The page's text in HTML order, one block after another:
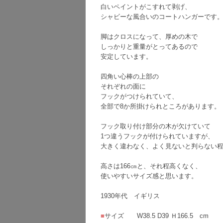
白いペイントがこすれて剥げ、
シャビーな風合いのコートハンガーです。
脚はクロスになって、厚めの木で
しっかりと重量がとってあるので
安定しています。
四角い心棒の上部の
それぞれの面に
フックがつけられていて、
全部で8か所掛けられところがあります。
フック取り付け部分の木が欠けていて
1つ違うフックが付けられていますが、
大きく違わなく、よく見ないと判らない程
高さは166㎝と、それ程高くなく、
使いやすいサイズ感と思います。
1930年代 イギリス
■サイズ W38.5 D39 Ｈ166.5 cm